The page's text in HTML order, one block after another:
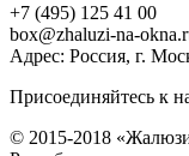
+7 (495) 125 41 00
box@zhaluzi-na-
Адрес: Россия, г.
Присоединяйтесь к
© 2015-2018